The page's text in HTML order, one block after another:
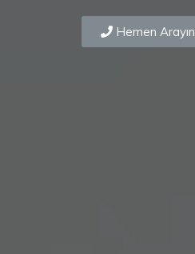
Hemen Arayın